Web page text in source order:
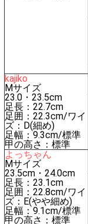
kajiko
Mサイズ
23.0・23.5cm
足長：22.7cm
足囲：22.3cm/ワイ
ズ：D(細め)
足幅：9.3cm/標準
甲の高さ：標準
よっちゃん
Mサイズ
23.5cm・24.0cm
足長：23.1cm
足囲：22.8cm/ワイ
ズ：E(やや細め)
足幅：9.1cm/標準
甲の高さ：標準